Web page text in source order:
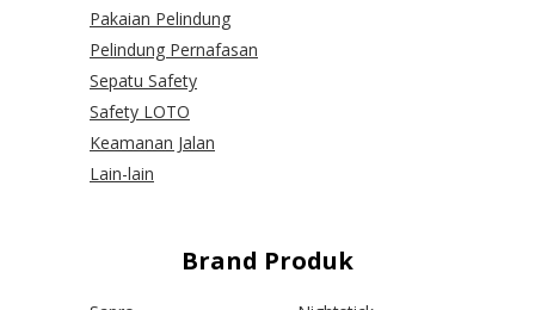
Pakaian Pelindung
Pelindung Pernafasan
Sepatu Safety
Safety LOTO
Keamanan Jalan
Lain-lain
Brand Produk